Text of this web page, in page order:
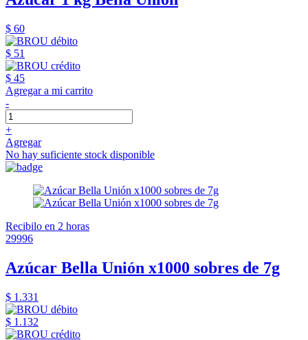
$ 60
$ 51
$ 45
Agregar a mi carrito
-
+
Agregar
No hay suficiente stock disponible
Recibilo en 2 horas
29996
Azúcar Bella Unión x1000 sobres de 7g
$ 1.331
$ 1.132